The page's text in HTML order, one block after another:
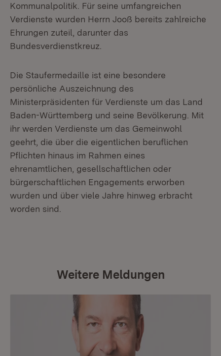
Kommunalpolitik. Für seine umfangreichen
Verdienste wurden Herrn Jooß bereits zahlreiche
Ehrungen zuteil, darunter das
Bundesverdienstkreuz.
Die Staufermedaille ist eine besondere
persönliche Auszeichnung des
Ministerpräsidenten für Verdienste um das Land
Baden-Württemberg und seine Bevölkerung. Mit
ihr werden Verdienste um das Gemeinwohl
geehrt, die über die eigentlichen beruflichen
Pflichten hinaus im Rahmen eines
ehrenamtlichen, gesellschaftlichen oder
bürgerschaftlichen Engagements erworben
wurden und über viele Jahre hinweg erbracht
worden sind.
Weitere Meldungen